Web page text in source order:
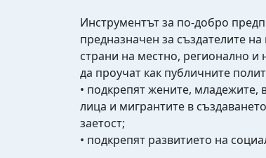
Инструментът за по-добро
предназначен за създателите
страни на местно, регионално
да проучат как публичните
• подкрепят жените, младежите,
лица и мигрантите в
заетост;
• подкрепят развитието на